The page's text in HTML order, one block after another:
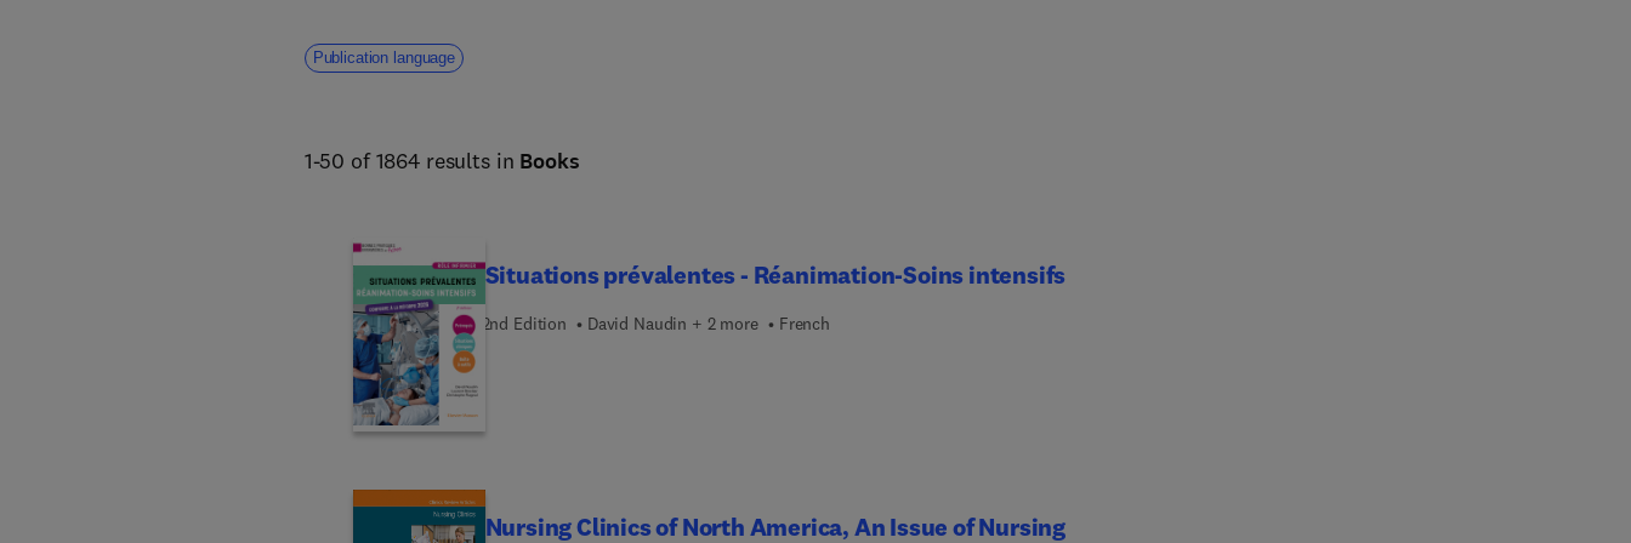
Publication language
1-50 of 1864 results in Books
Situations prévalentes - Réanimation-Soins intensifs
2nd Edition David Naudin + 2 more French
Nursing Clinics of North America, An Issue of Nursing